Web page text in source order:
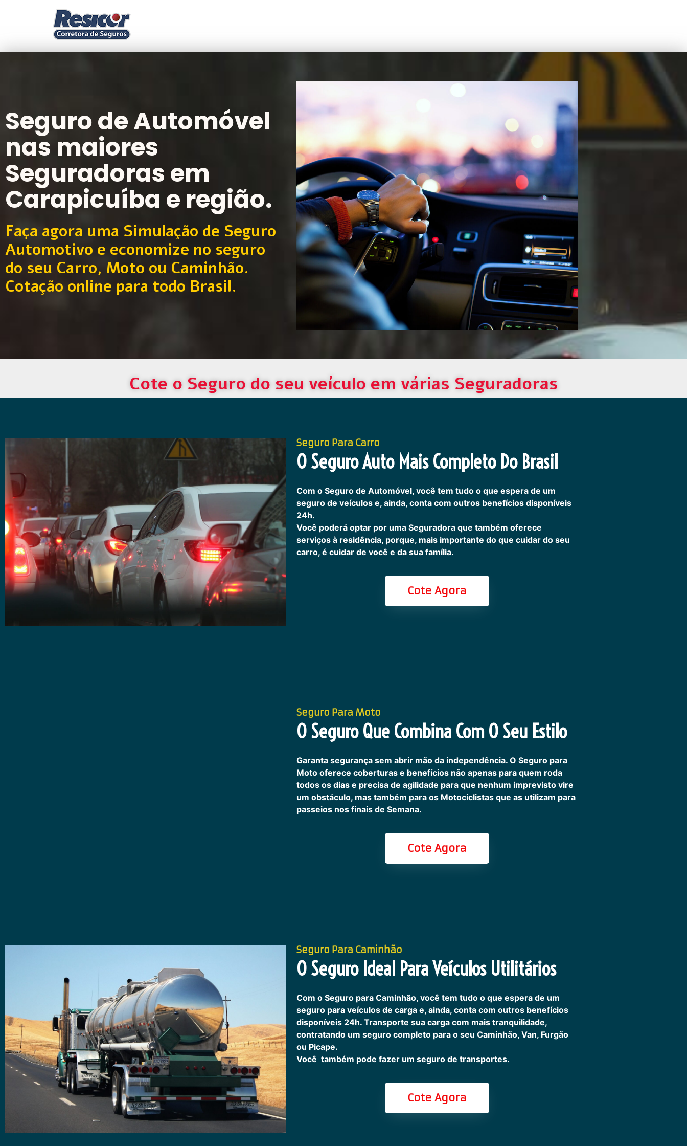
Seguro de Automóvel
nas maiores
Seguradoras em
Carapicuíba e região.
Faça agora uma Simulação de Seguro
Automotivo e economize no seguro
do seu Carro, Moto ou Caminhão.
Cotação online para todo Brasil.
Cote o Seguro do seu veículo em várias Seguradoras
Seguro Para Carro
O Seguro Auto Mais Completo Do Brasil
Com o Seguro de Automóvel, você tem tudo o que espera de um
seguro de veículos e, ainda, conta com outros benefícios disponíveis
24h.
Você poderá optar por uma Seguradora que também oferece
serviços à residência, porque, mais importante do que cuidar do seu
carro, é cuidar de você e da sua família.
Cote Agora
Seguro Para Moto
O Seguro Que Combina Com O Seu Estilo
Garanta segurança sem abrir mão da independência. O Seguro para
Moto oferece coberturas e benefícios não apenas para quem roda
todos os dias e precisa de agilidade para que nenhum imprevisto vire
um obstáculo, mas também para os Motociclistas que as utilizam para
passeios nos finais de Semana.
Cote Agora
Seguro Para Caminhão
O Seguro Ideal Para Veículos Utilitários
Com o Seguro para Caminhão, você tem tudo o que espera de um
seguro para veículos de carga e, ainda, conta com outros benefícios
disponíveis 24h. Transporte sua carga com mais tranquilidade,
contratando um seguro completo para o seu Caminhão, Van, Furgão
ou Picape.
Você também pode fazer um seguro de transportes.
Cote Agora